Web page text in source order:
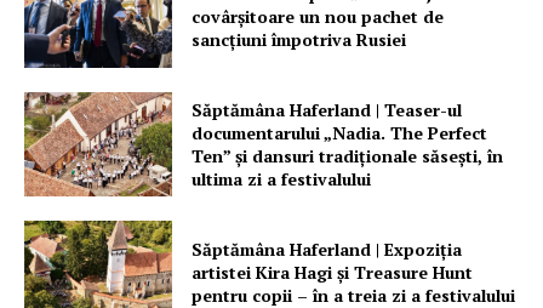
covârșitoare un nou pachet de
sancțiuni împotriva Rusiei
Săptămâna Haferland | Teaser-ul
documentarului „Nadia. The Perfect
Ten” şi dansuri tradiţionale săseşti, în
ultima zi a festivalului
Săptămâna Haferland | Expoziţia
artistei Kira Hagi şi Treasure Hunt
pentru copii – în a treia zi a festivalului